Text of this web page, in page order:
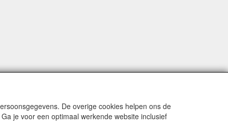
De overige cookies helpen ons de
je voor een optimaal werkende website inclusief